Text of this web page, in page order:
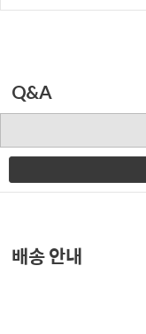
Q&A
배송 안내